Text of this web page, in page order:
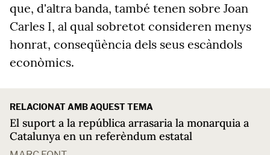
que, d'altra banda, també tenen sobre Joan
Carles I, al qual sobretot consideren menys
honrat, conseqüència dels seus escàndols
econòmics.
RELACIONAT AMB AQUEST TEMA
El suport a la república arrasaria la monarquia a
Catalunya en un referèndum estatal